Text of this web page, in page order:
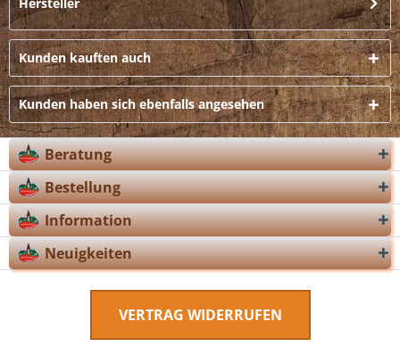
Kunden kauften auch
Kunden haben sich ebenfalls angesehen
Beratung
Bestellung
Information
Neuigkeiten
VERTRAG WIDERRUFEN